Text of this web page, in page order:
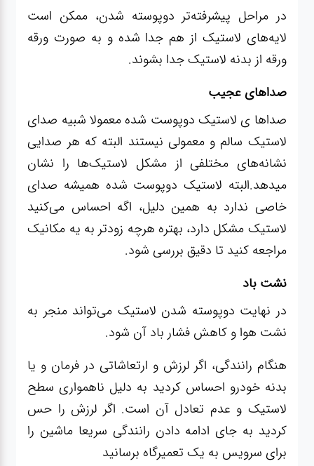
در مراحل پیشرفته‌تر دوپوسته شدن، ممکن است
لایه‌های لاستیک از هم جدا شده و به صورت ورقه
ورقه از بدنه لاستیک جدا بشوند.
صداهای عجیب
صداها ی لاستیک دوپوست شده معمولا شبیه صدای
لاستیک سالم و معمولی نیستند البته که هر صدایی
نشانه‌های مختلفی از مشکل لاستیک‌ها را نشان
میدهد.البته لاستیک دوپوست شده همیشه صدای
خاصی ندارد به همین دلیل، اگه احساس می‌کنید
لاستیک مشکل دارد، بهتره هرچه زودتر به یه مکانیک
مراجعه کنید تا دقیق بررسی شود.
نشت باد
در نهایت دوپوسته شدن لاستیک می‌تواند منجر به
نشت هوا و کاهش فشار باد آن شود.
هنگام رانندگی، اگر لرزش و ارتعاشاتی در فرمان و یا
بدنه خودرو احساس کردید به دلیل ناهمواری سطح
لاستیک و عدم تعادل آن است. اگر لرزش را حس
کردید به جای ادامه دادن رانندگی سریعا ماشین را
برای سرویس به یک تعمیرگاه برسانید